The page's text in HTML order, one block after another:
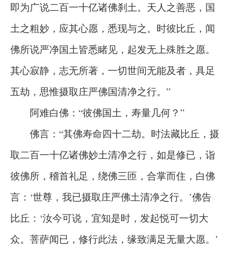
即为广说二百一十亿诸佛刹土。天人之善恶，国
土之粗妙，应其心愿，悉现与之。时彼比丘，闻
佛所说严净国土皆悉睹见，起发无上殊胜之愿。
其心寂静，志无所著，一切世间无能及者，具足
五劫，思惟摄取庄严佛国清净之行。”
阿难白佛：“彼佛国土，寿量几何？”
佛言：“其佛寿命四十二劫。时法藏比丘，摄
取二百一十亿诸佛妙土清净之行，如是修已，诣
彼佛所，稽首礼足，绕佛三匝，合掌而住，白佛
言：‘世尊，我已摄取庄严佛土清净之行。’佛告
比丘：‘汝今可说，宜知是时，发起悦可一切大
众。菩萨闻已，修行此法，缘致满足无量大愿。’